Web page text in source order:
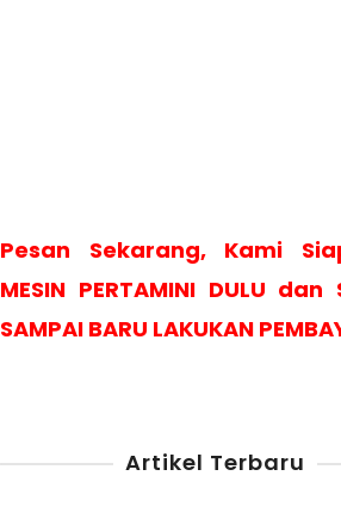
Pesan Sekarang, Kami
MESIN PERTAMINI DULU dan
SAMPAI BARU LAKUKAN
Artikel Terbaru